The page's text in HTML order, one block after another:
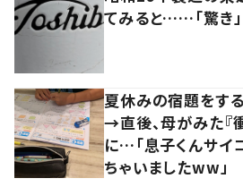
てみると……「驚き」
夏休みの宿題をす
→直後、母がみた『
に…「息子くんサイ
ちゃいましたww」